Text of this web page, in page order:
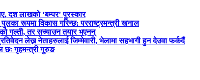
दश लाखको ‘बम्पर’ पुरस्कार
रूपमा विकास गरिन्छ: परराष्ट्रमन्त्री खनाल
गल्ती, तर सच्याउन तयार भएनन्
लेख्न नेताहरुलाई जिम्मेवारी, भेलामा सहभागी हुन देउवा फर्कदैं
छः गृहमन्त्री गुरुङ